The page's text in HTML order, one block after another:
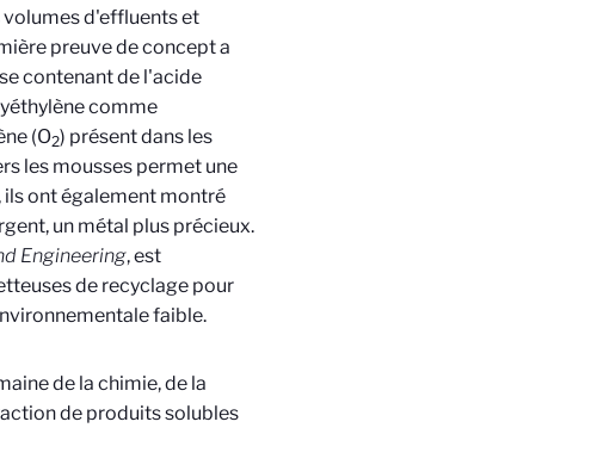
volumes d'effluents et
preuve de concept a
contenant de l'acide
comme
(O2) présent dans les
les mousses permet une
ils ont également montré
un métal plus précieux.
Engineering, est
de recyclage pour
faible.
de la chimie, de la
de produits solubles